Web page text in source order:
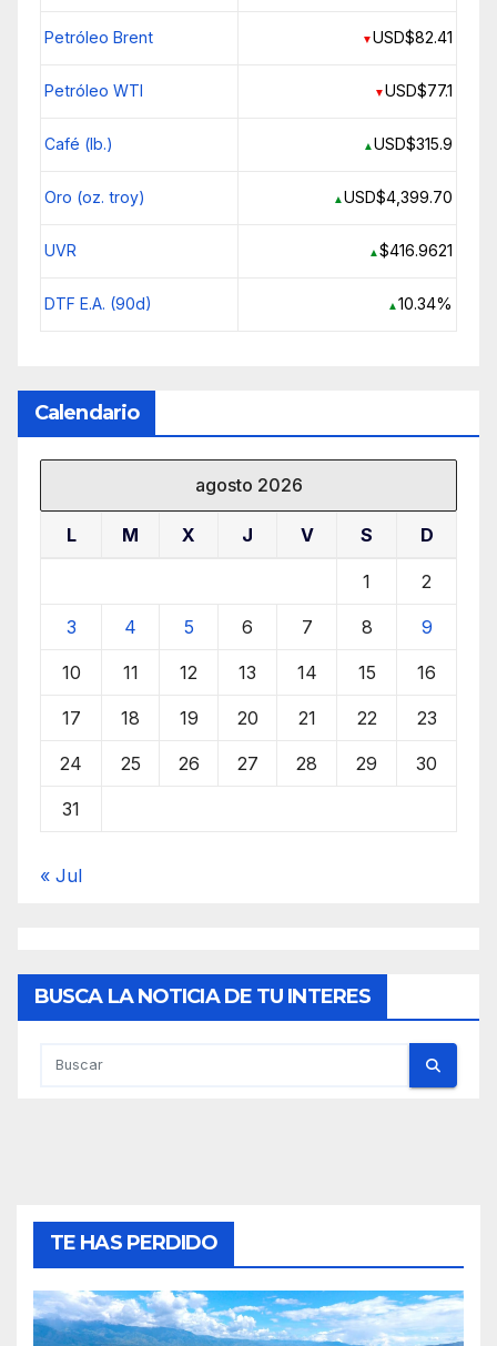
Petróleo Brent ▼USD$82.41
Petróleo WTI ▼USD$77.1
Café (lb.) ▲USD$315.9
Oro (oz. troy) ▲USD$4,399.70
UVR ▲$416.9621
DTF E.A. (90d) ▲10.34%
Calendario
agosto 2026
L M X J V S D
1 2
3 4 5 6 7 8 9
10 11 12 13 14 15 16
17 18 19 20 21 22 23
24 25 26 27 28 29 30
31
« Jul
BUSCA LA NOTICIA DE TU INTERES
TE HAS PERDIDO